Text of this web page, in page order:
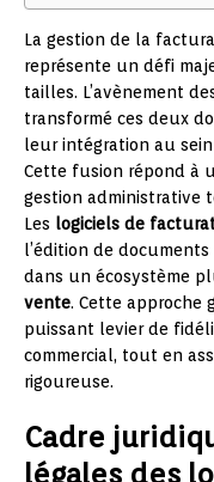
La gestion de la
représente un défi
tailles. L’avènement
transformé ces deux
leur intégration au
Cette fusion répond à
gestion administrative
Les logiciels de
l’édition de
dans un écosystème
vente. Cette approche
puissant levier de
commercial, tout en
rigoureuse.
Cadre
légales des